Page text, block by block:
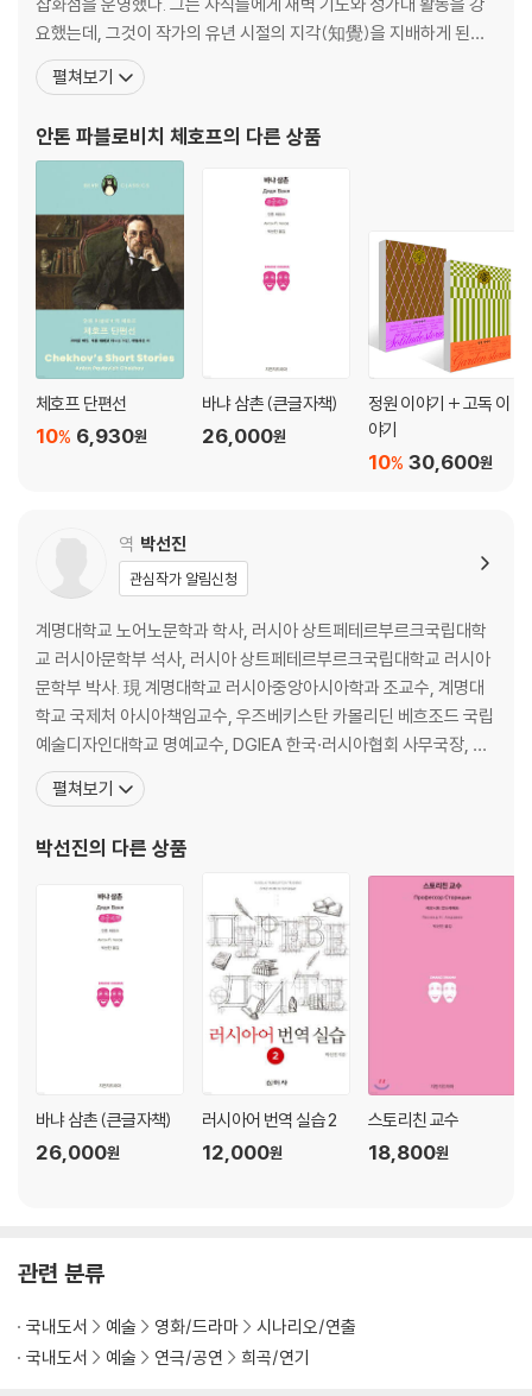
요했는데, 그것이 작가의 유년 시절의 지각(知覺)을 지배하게 된다.
중학교 때 아버지가 파산해 온 가족이 모스크바로 떠난 후 체호프는
타간로크에 혼자 남았다. 이때부터 체호프는 독립심과 가족 부양에
하던 그는 고학으로 중등학교를 마친 뒤
펼쳐보기
안톤 파블로비치 체호프의 다른 상품
체호프 단편선
6,930원
10%
바냐 삼촌 (큰글자책)
26,000원
정원 이야기 + 고독 이
야기
30,600원
10%
역 박선진
관심작가 알림신청
계명대학교 노어노문학과 학사, 러시아 상트페테르부르크국립대학
교 러시아문학부 석사, 러시아 상트페테르부르크국립대학교 러시아
문학부 박사. 現 계명대학교 러시아중앙아시아학과 조교수, 계명대
학교 국제처 아시아책임교수, 우즈베키스탄 카몰리딘 베흐조드 국립
예술디자인대학교 명예교수, DGIEA 한국·러시아협회 사무국장, 토
르플 감독관 (토르플 공인 4단계 보유). L. 안드레예프 연구자. 미하
일 레르몬토프의 『가면무도회』와 레오니트 안드레예프의 『개의 왈
하였다. 주요 논문으로는 「레오니트 안드레예프 희곡의 공간」,
펼쳐보기
박선진의 다른 상품
바냐 삼촌 (큰글자책)
26,000원
러시아어 번역 실습 2
12,000원
스토리친 교수
18,800원
관련 분류
국내도서 예술 영화/드라마
시나리오/연출
국내도서
예술 연극/공연 희곡/연기